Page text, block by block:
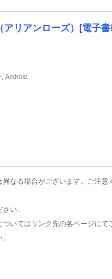
リアンローズ）[電子書
Android,
なる場合がございます。ご注意
い。
いてはリンク先の各ページにて